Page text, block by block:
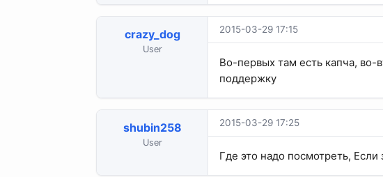
crazy_dog
User
2015-03-29 17:15
Во-первых там есть капча, во-
поддержку
shubin258
User
2015-03-29 17:25
Где это надо посмотреть, Если